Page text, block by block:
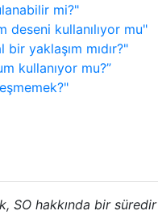
mi?"
deseni kullanılıyor mu"
yaklaşım mıdır?"
kullanıyor mu?”
SO hakkında bir süredir